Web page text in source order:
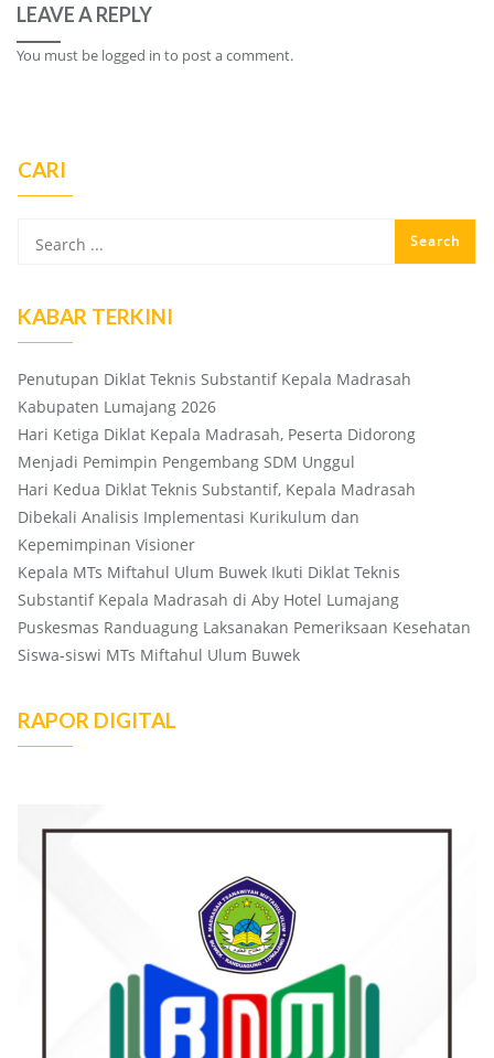
LEAVE A REPLY
You must be logged in to post a comment.
CARI
KABAR TERKINI
Penutupan Diklat Teknis Substantif Kepala Madrasah
Kabupaten Lumajang 2026
Hari Ketiga Diklat Kepala Madrasah, Peserta Didorong
Menjadi Pemimpin Pengembang SDM Unggul
Hari Kedua Diklat Teknis Substantif, Kepala Madrasah
Dibekali Analisis Implementasi Kurikulum dan
Kepemimpinan Visioner
Kepala MTs Miftahul Ulum Buwek Ikuti Diklat Teknis
Substantif Kepala Madrasah di Aby Hotel Lumajang
Puskesmas Randuagung Laksanakan Pemeriksaan Kesehatan
Siswa-siswi MTs Miftahul Ulum Buwek
RAPOR DIGITAL